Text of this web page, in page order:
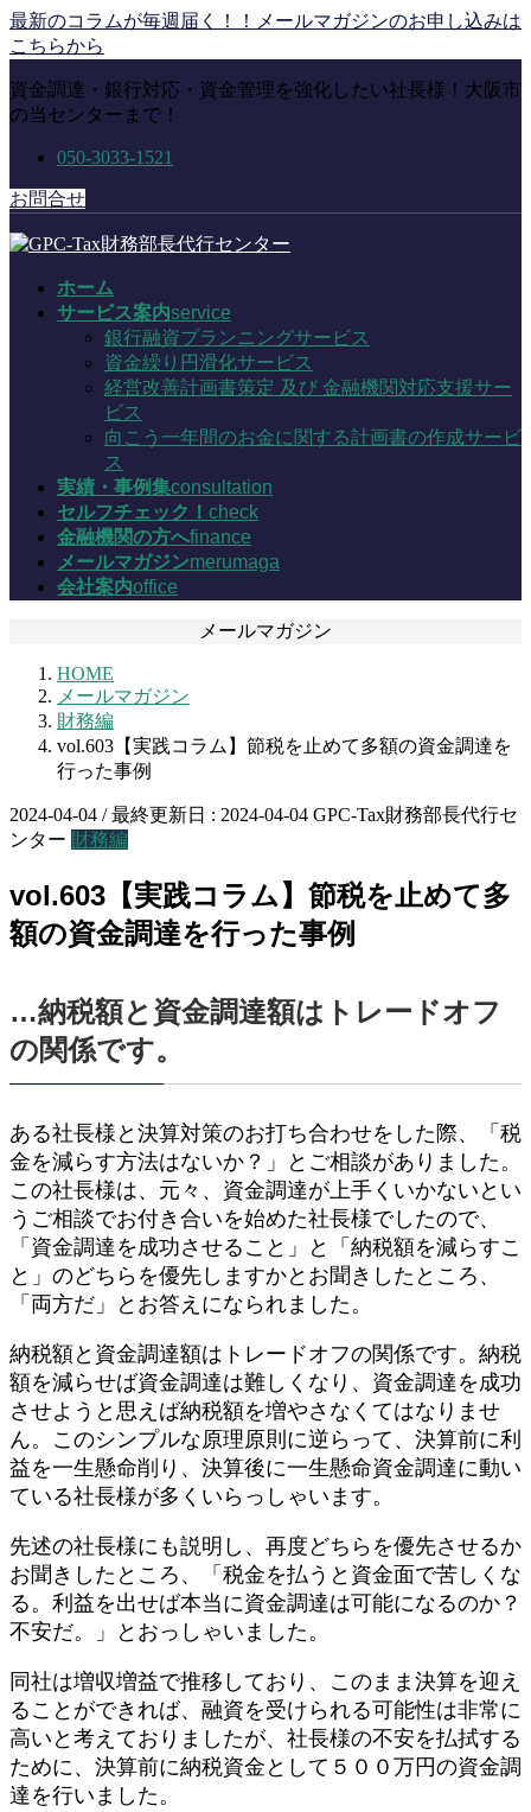
コ
ン
ン
ツ
動
ナ
ビ
ー
シ
に
移
動
最新のコラムが毎週届く！！メールマガジンのお申し込みは
こちらから
資金調達・銀行対応・資金管理を強化したい社長様！大阪市
の当センターまで！
050-3033-1521
お問合せ
ホーム
サービス案内service
銀行融資プランニングサービス
資金繰り円滑化サービス
経営改善計画書策定 及び 金融機関対応支援サー
ビス
向こう一年間のお金に関する計画書の作成サービ
ス
実績・事例集consultation
セルフチェック！ check
金融機関の方へfinance
メールマガジンmerumaga
会社案内office
メールマガジン
HOME
メールマガジン
財務編
vol.603【実践コラム】節税を止めて多額の資金調達を
行った事例
2024-04-04 / 最終更新日 : 2024-04-04 GPC-Tax財務部長代行セ
ンター 財務編
vol.603【実践コラム】節税を止めて多
額の資金調達を行った事例
…納税額と資金調達額はトレードオフ
の関係です。
ある社長様と決算対策のお打ち合わせをした際、「税
金を減らす方法はないか？」とご相談がありました。
この社長様は、元々、資金調達が上手くいかないとい
うご相談でお付き合いを始めた社長様でしたので、
「資金調達を成功させること」と「納税額を減らすこ
と」のどちらを優先しますかとお聞きしたところ、
「両方だ」とお答えになられました。
納税額と資金調達額はトレードオフの関係です。納税
額を減らせば資金調達は難しくなり、資金調達を成功
させようと思えば納税額を増やさなくてはなりませ
ん。このシンプルな原理原則に逆らって、決算前に利
益を一生懸命削り、決算後に一生懸命資金調達に動い
ている社長様が多くいらっしゃいます。
先述の社長様にも説明し、再度どちらを優先させるか
お聞きしたところ、「税金を払うと資金面で苦しくな
る。利益を出せば本当に資金調達は可能になるのか？
不安だ。」とおっしゃいました。
同社は増収増益で推移しており、このまま決算を迎え
ることができれば、融資を受けられる可能性は非常に
高いと考えておりましたが、社長様の不安を払拭する
ために、決算前に納税資金として５００万円の資金調
達を行いました。